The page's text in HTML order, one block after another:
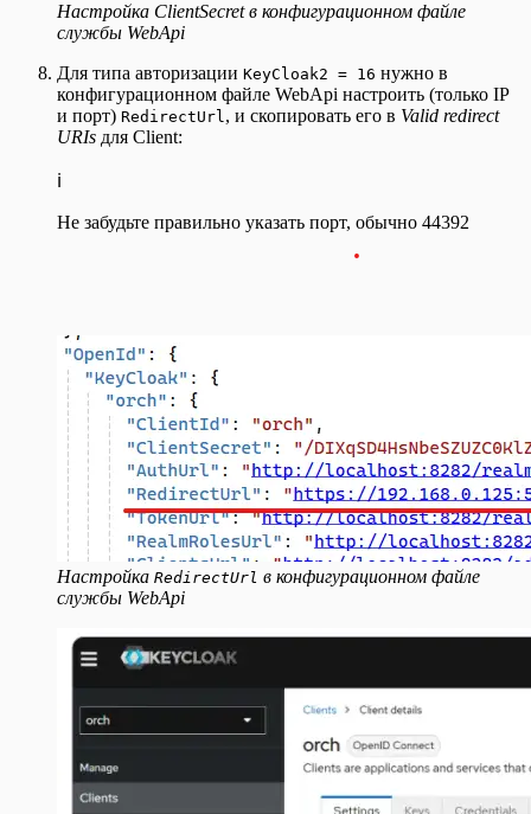
Настройка ClientSecret в конфигурационном файле
службы WebApi
Для типа авторизации KeyCloak2 = 16 нужно в
конфигурационном файле WebApi настроить (только IP
и порт) RedirectUrl, и скопировать его в Valid redirect
URIs для Client:
ℹ️
Не забудьте правильно указать порт, обычно 44392
Настройка RedirectUrl в конфигурационном файле
службы WebApi